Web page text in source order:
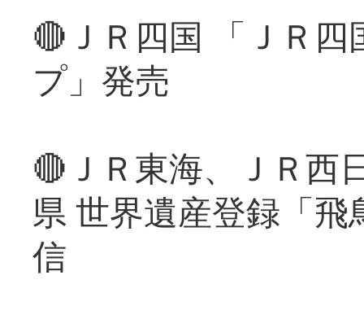
🔴ＪＲ四国 「ＪＲ
プ」発売
🔴ＪＲ東海、ＪＲ西
県 世界遺産登録「
信